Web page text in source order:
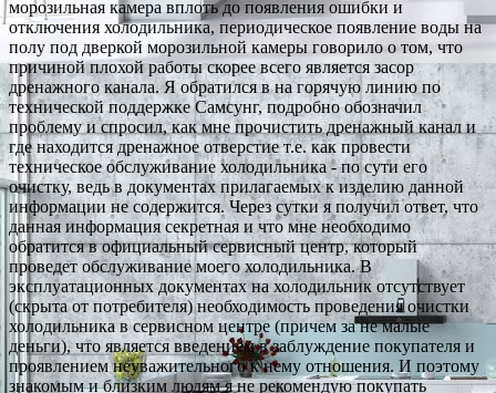
морозильная камера вплоть до появления ошибки и
отключения холодильника, периодическое появление воды на
полу под дверкой морозильной камеры говорило о том, что
причиной плохой работы скорее всего является засор
дренажного канала. Я обратился в на горячую линию по
технической поддержке Самсунг, подробно обозначил
проблему и спросил, как мне прочистить дренажный канал и
где находится дренажное отверстие т.е. как провести
техническое обслуживание холодильника - по сути его
очистку, ведь в документах прилагаемых к изделию данной
информации не содержится. Через сутки я получил ответ, что
данная информация секретная и что мне необходимо
обратится в официальный сервисный центр, который
проведет обслуживание моего холодильника. В
эксплуатационных документах на холодильник отсутствует
(скрыта от потребителя) необходимость проведения очистки
холодильника в сервисном центре (причем за не малые
деньги), что является введением в заблуждение покупателя и
проявлением неуважительного к нему отношения. И поэтому
знакомым и близким людям я не рекомендую покупать